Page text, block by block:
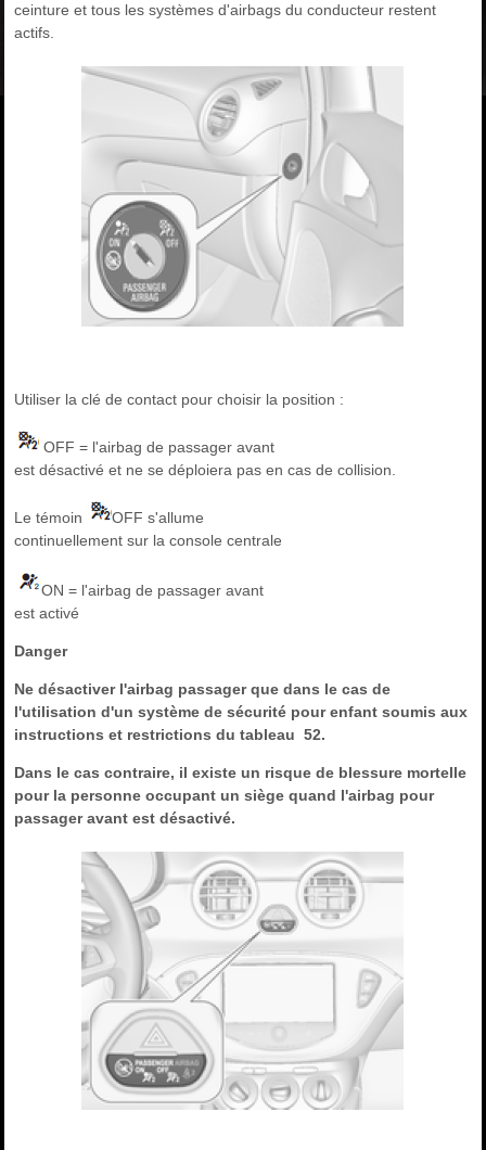
ceinture et tous les systèmes d'airbags du conducteur restent
actifs.
Utiliser la clé de contact pour choisir la position :
OFF = l'airbag de passager avant
est désactivé et ne se déploiera pas en cas de collision.
Le témoin
OFF s'allume
continuellement sur la console centrale
ON = l'airbag de passager avant
est activé
Danger
Ne désactiver l'airbag passager que dans le cas de
l'utilisation d'un système de sécurité pour enfant soumis aux
instructions et restrictions du tableau 52.
Dans le cas contraire, il existe un risque de blessure mortelle
pour la personne occupant un siège quand l'airbag pour
passager avant est désactivé.